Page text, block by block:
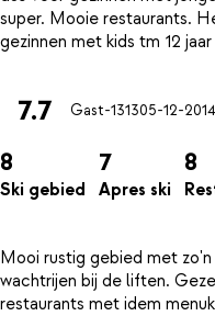
super. Mooie restaurants.
7.7 Gast-131305-12-2014
8
Ski gebied
7
Apres ski
8
Mooi rustig gebied met
wachtrijen bij de liften.
restaurants met idem